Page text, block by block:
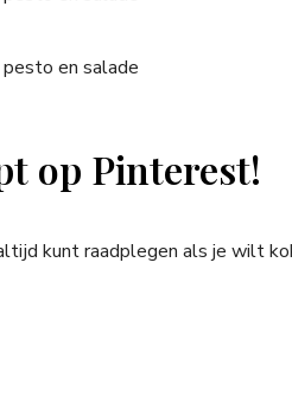
op Pinterest!
kunt raadplegen als je wilt